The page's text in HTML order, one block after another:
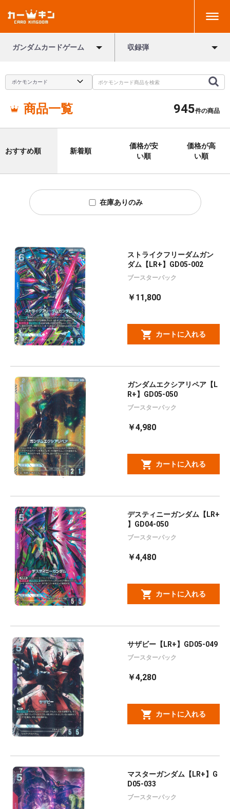
ガンダムカードゲーム 収録弾
商品一覧 945件の商品
おすすめ順 新着順
価格が安
い順
価格が高
い順
在庫ありのみ
ストライクフリーダムガン
ダム【LR+】GD05-002
ブースターパック
￥11,800
カートに入れる
ガンダムエクシアリペア【L
R+】GD05-050
ブースターパック
￥4,980
カートに入れる
デスティニーガンダム【LR+
】GD04-050
ブースターパック
￥4,480
カートに入れる
サザビー【LR+】GD05-049
ブースターパック
￥4,280
カートに入れる
マスターガンダム【LR+】G
D05-033
ブースターパック